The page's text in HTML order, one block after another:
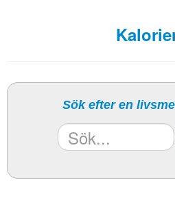
Sök efter en